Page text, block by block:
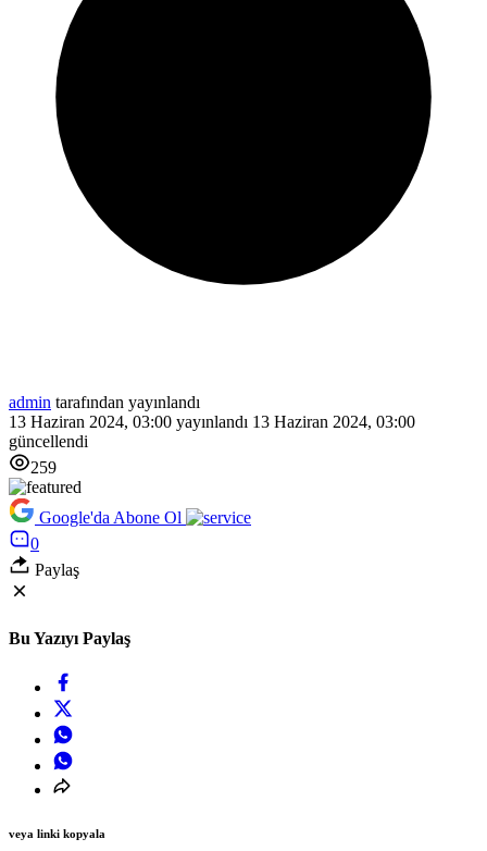
admin tarafından yayınlandı
13 Haziran 2024, 03:00 yayınlandı 13 Haziran 2024, 03:00
güncellendi
259
Google'da Abone Ol
0
Paylaş
Bu Yazıyı Paylaş
veya linki kopyala